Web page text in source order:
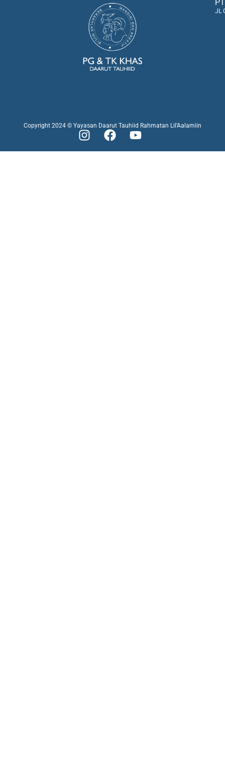
JL
Copyright 2024 © Yayasan Daarut Tauhiid Rahmatan Lil’Aalamiin